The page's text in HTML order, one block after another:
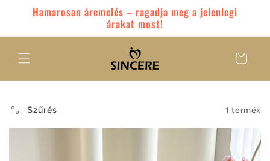
Ugrás a
tartalomhoz
Hamarosan áremelés – ragadja meg a jelenlegi
árakat most!
Kosár
Szűrés 1 termék